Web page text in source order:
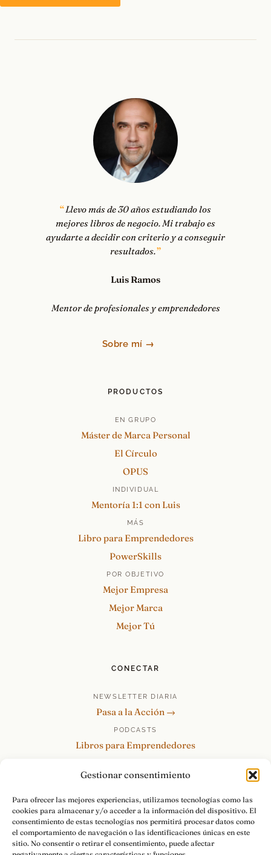
Gestionar consentimiento
Para ofrecer las mejores experiencias, utilizamos tecnologías como las
cookies para almacenar y/o acceder a la información del dispositivo. El
consentimiento de estas tecnologías nos permitirá procesar datos como
el comportamiento de navegación o las identificaciones únicas en este
sitio. No consentir o retirar el consentimiento, puede afectar
Llevo más de 30 años estudiando los
mejores libros de negocio. Mi trabajo es
ayudarte a decidir con criterio y a conseguir
resultados.
Luis Ramos
Mentor de profesionales y emprendedores
Sobre mí →
PRODUCTOS
EN GRUPO
Máster de Marca Personal
El Círculo
OPUS
INDIVIDUAL
Mentoría 1:1 con Luis
MÁS
Libro para Emprendedores
PowerSkills
POR OBJETIVO
Mejor Empresa
Mejor Marca
Mejor Tú
CONECTAR
NEWSLETTER DIARIA
Pasa a la Acción →
PODCASTS
Libros para Emprendedores
re:Invéntate / PowerSkills
MENTOR360
HABLAMOS
Contacto y consultas →